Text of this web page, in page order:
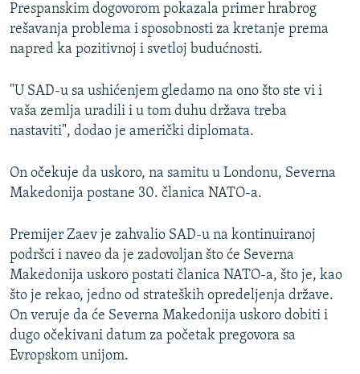
Prespanskim dogovorom pokazala primer hrabrog
rešavanja problema i sposobnosti za kretanje prema
napred ka pozitivnoj i svetloj budućnosti.
"U SAD-u sa ushićenjem gledamo na ono što ste vi i
vaša zemlja uradili i u tom duhu država treba
nastaviti", dodao je američki diplomata.
On očekuje da uskoro, na samitu u Londonu, Severna
Makedonija postane 30. članica NATO-a.
Premijer Zaev je zahvalio SAD-u na kontinuiranoj
podršci i naveo da je zadovoljan što će Severna
Makedonija uskoro postati članica NATO-a, što je, kao
što je rekao, jedno od strateških opredeljenja države.
On veruje da će Severna Makedonija uskoro dobiti i
dugo očekivani datum za početak pregovora sa
Evropskom unijom.